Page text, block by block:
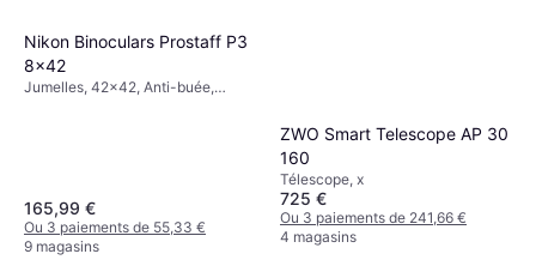
Nikon Binoculars Prostaff P3
8x42
Jumelles, 42x42, Anti-buée,
165,99 €
Ou 3 paiements de 55,33 €
9 magasins
ZWO Smart Telescope AP 30
160
Télescope, x
725 €
Ou 3 paiements de 241,66 €
4 magasins